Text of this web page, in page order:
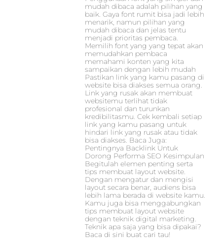
mudah dibaca adalah pilihan yang
baik. Gaya font rumit bisa jadi lebih
menarik, namun pilihan yang
mudah dibaca dan jelas tentu
menjadi prioritas pembaca.
Memilih font yang yang tepat akan
memudahkan pembaca
memahami konten yang kita
sampaikan dengan lebih mudah
Pastikan link yang kamu pasang di
website bisa diakses semua orang.
Link yang rusak akan membuat
websitemu terlihat tidak
profesional dan turunkan
kredibilitasmu. Cek kembali setiap
link yang kamu pasang untuk
hindari link yang rusak atau tidak
bisa diakses. Baca Juga:
Pentingnya Backlink Untuk
Dorong Performa SEO Kesimpulan
Begitulah elemen penting serta
tips membuat layout website.
Dengan mengatur dan mengisi
layout secara benar, audiens bisa
lebih lama berada di website kamu.
Kamu juga bisa menggabungkan
tips membuat layout website
dengan teknik digital marketing.
Teknik apa saja yang bisa dipakai?
Baca di sini buat cari tau!